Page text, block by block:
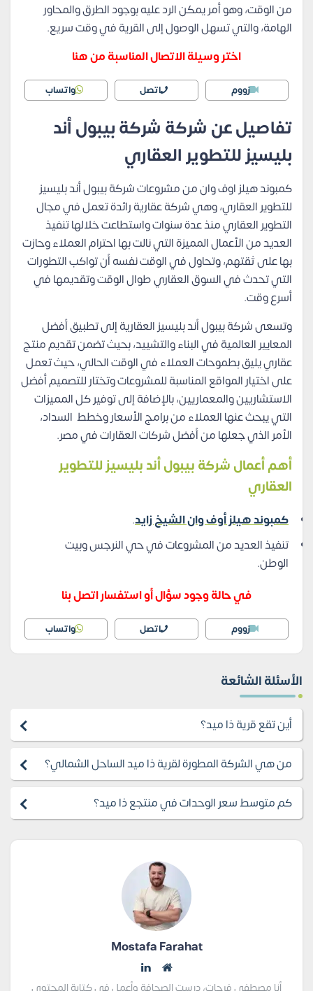
من الوقت، وهو أمر يمكن الرد عليه بوجود الطرق والمحاور
الهامة، والتي تسهل الوصول إلى القرية في وقت سريع.
اختر وسيلة الاتصال المناسبة من هنا
زووم اتصل واتساب
تفاصيل عن شركة شركة بيبول أند
بليسيز للتطوير العقاري
كمبوند هيلز اوف وان من مشروعات شركة بيبول أند بليسيز
للتطوير العقاري، وهي شركة عقارية رائدة تعمل في مجال
التطوير العقاري منذ عدة سنوات واستطاعت خلالها تنفيذ
العديد من الأعمال المميزة التي نالت بها احترام العملاء وحازت
بها على ثقتهم، وتحاول في الوقت نفسه أن تواكب التطورات
التي تحدث في السوق العقاري طوال الوقت وتقديمها في
أسرع وقت.
وتسعى شركة بيبول أند بليسيز العقارية إلى تطبيق أفضل
المعايير العالمية في البناء والتشييد، بحيث تضمن تقديم منتج
عقاري يليق بطموحات العملاء في الوقت الحالي، حيث تعمل
على اختيار المواقع المناسبة للمشروعات وتختار للتصميم أفضل
الاستشاريين والمعماريين، بالإضافة إلى توفير كل المميزات
التي يبحث عنها العملاء من برامج الأسعار وخطط السداد،
الأمر الذي جعلها من أفضل شركات العقارات في مصر.
أهم أعمال شركة بيبول أند بليسيز للتطوير
العقاري
كمبوند هيلز أوف وان الشيخ زايد.
تنفيذ العديد من المشروعات في حي النرجس وبيت
الوطن.
في حالة وجود سؤال أو استفسار اتصل بنا
زووم اتصل واتساب
الأسئلة الشائعة
أين تقع قرية ذا ميد؟
من هي الشركة المطورة لقرية ذا ميد الساحل الشمالي؟
كم متوسط سعر الوحدات في منتجع ذا ميد؟
Mostafa Farahat